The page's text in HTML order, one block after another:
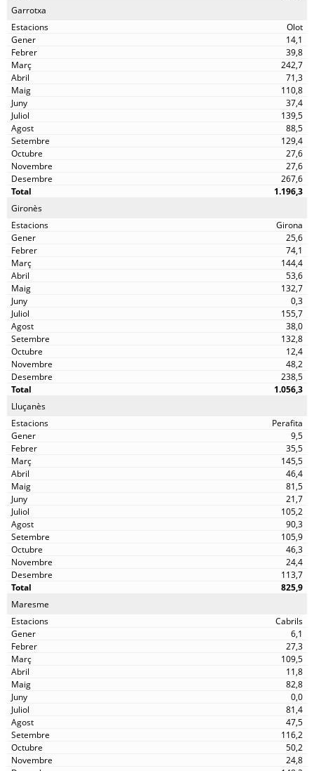
Garrotxa
Olot
14,1
39,8
242,7
71,3
110,8
37,4
139,5
88,5
129,4
27,6
27,6
267,6
1.196,3
Gironès
Girona
25,6
74,1
144,4
53,6
132,7
0,3
155,7
38,0
132,8
12,4
48,2
238,5
1.056,3
Lluçanès
Perafita
9,5
35,5
145,5
46,4
81,5
21,7
105,2
90,3
105,9
46,3
24,4
113,7
825,9
Maresme
Cabrils
6,1
27,3
109,5
11,8
82,8
0,0
81,4
47,5
116,2
50,2
24,8